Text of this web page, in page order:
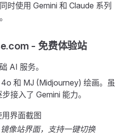
时使用 Gemini 和 Claude 系列
- 免费体验站
AI 服务。
和 MJ (Midjourney) 绘画。虽
接入了 Gemini 能力。
像站界面，支持一键切换